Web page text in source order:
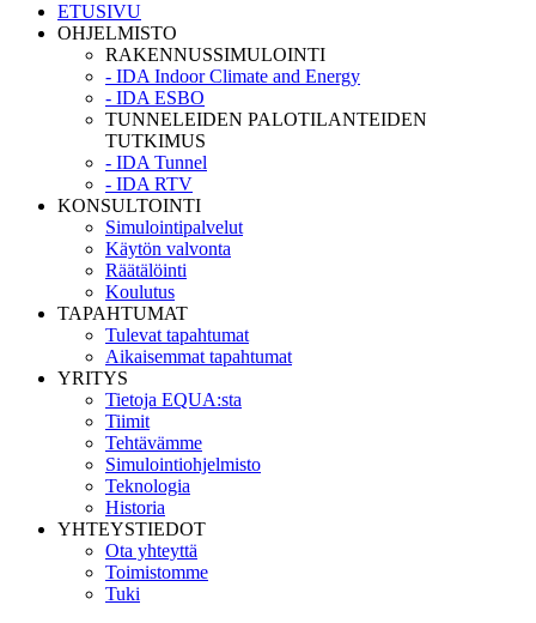
ETUSIVU
OHJELMISTO
RAKENNUSSIMULOINTI
- IDA Indoor Climate and Energy
- IDA ESBO
TUNNELEIDEN PALOTILANTEIDEN
TUTKIMUS
- IDA Tunnel
- IDA RTV
KONSULTOINTI
Simulointipalvelut
Käytön valvonta
Räätälöinti
Koulutus
TAPAHTUMAT
Tulevat tapahtumat
Aikaisemmat tapahtumat
YRITYS
Tietoja EQUA:sta
Tiimit
Tehtävämme
Simulointiohjelmisto
Teknologia
Historia
YHTEYSTIEDOT
Ota yhteyttä
Toimistomme
Tuki